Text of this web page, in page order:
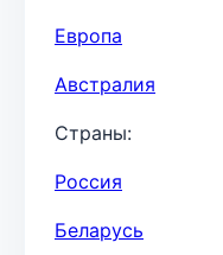
Европа
Австралия
Страны:
Россия
Беларусь